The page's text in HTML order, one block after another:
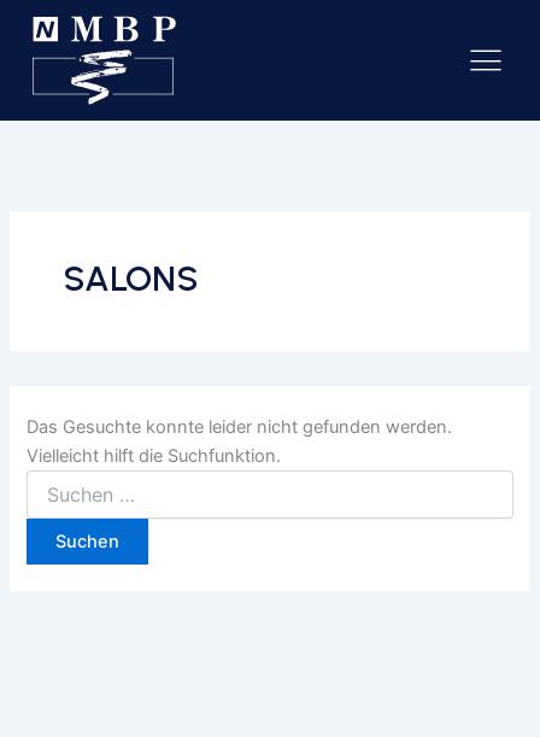
SALONS
Das Gesuchte konnte leider nicht gefunden werden.
Vielleicht hilft die Suchfunktion.
Suchen
nach: